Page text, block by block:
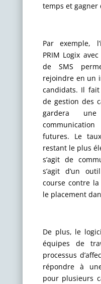
temps et
Par exemple,
PRIM Logix
de SMS
rejoindre en un
candidats. Il
de gestion des
gardera
futures. Le
restant le plus
s’agit de
s’agit d’un
course contre
le placement
De plus, le
équipes de
processus
répondre à
pour plusieurs